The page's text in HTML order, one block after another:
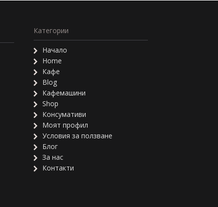
Категории
Начало
Home
Кафе
Blog
Кафемашини
Shop
Консумативи
Моят профил
Условия за ползване
Блог
За нас
Контакти